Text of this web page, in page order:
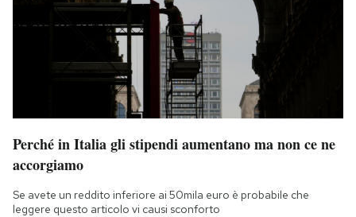
Perché in Italia gli stipendi aumentano ma non ce ne
accorgiamo
Se avete un reddito inferiore ai 50mila euro è probabile che
leggere questo articolo vi causi sconforto